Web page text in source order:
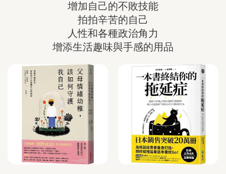
增加自己的不敗技能
拍拍辛苦的自己
人性和各種政治角力
增添生活趣味與手感的用品